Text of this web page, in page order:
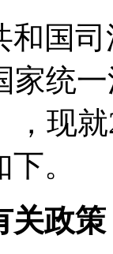
国
家统
，现
。
关政策